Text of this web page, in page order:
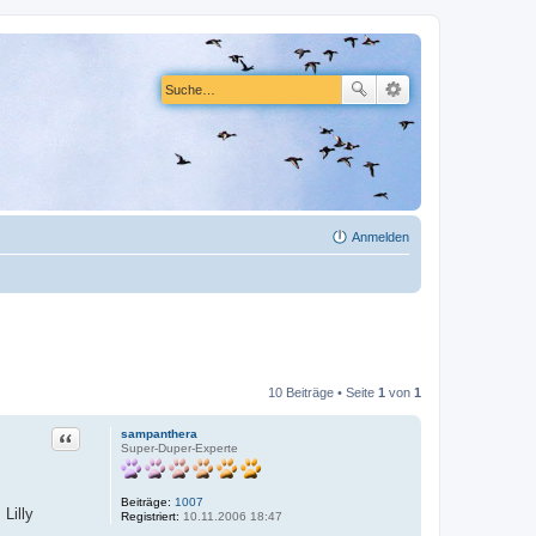
Anmelden
10 Beiträge • Seite 1 von 1
sampanthera
Super-Duper-Experte
Beiträge: 1007
Registriert: 10.11.2006 18:47
Zitat
Lilly